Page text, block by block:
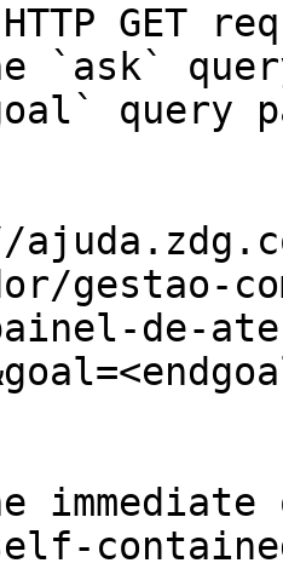
GET
`ask`
query
gestao-
de-